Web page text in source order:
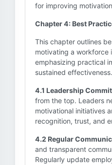
for improving
Chapter 4: Best
This chapter outlines
motivating a workforce
emphasizing practical
sustained effectiveness.
4.1 Leadership
from the top. Leaders
motivational initiatives
recognition, trust, and
4.2 Regular
and transparent
Regularly update